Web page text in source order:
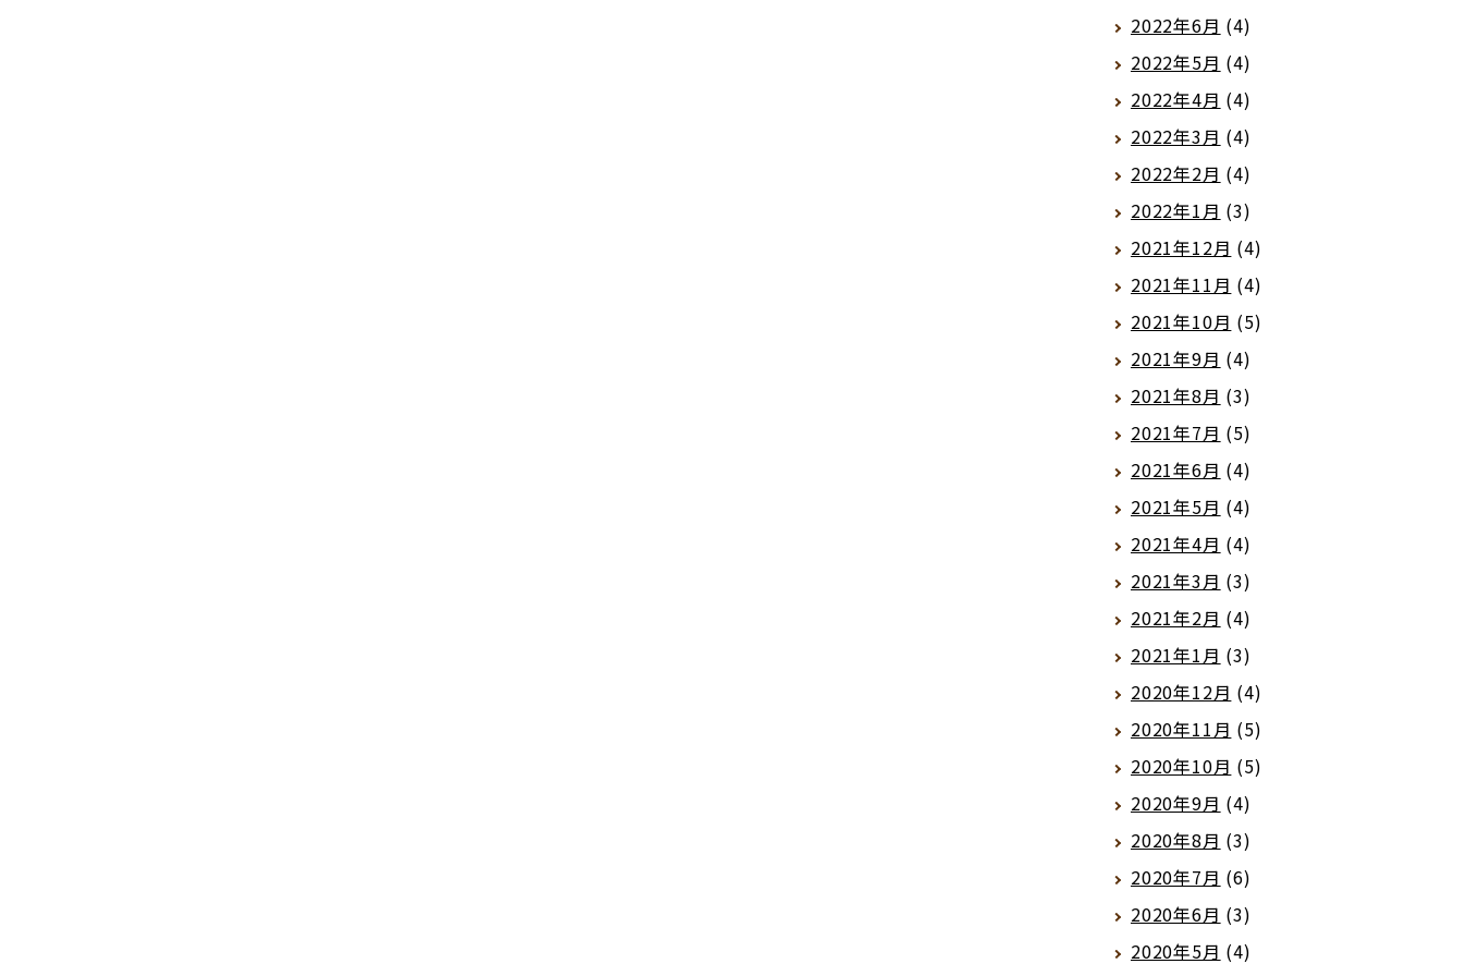
2022年6月 (4)
2022年5月 (4)
2022年4月 (4)
2022年3月 (4)
2022年2月 (4)
2022年1月 (3)
2021年12月 (4)
2021年11月 (4)
2021年10月 (5)
2021年9月 (4)
2021年8月 (3)
2021年7月 (5)
2021年6月 (4)
2021年5月 (4)
2021年4月 (4)
2021年3月 (3)
2021年2月 (4)
2021年1月 (3)
2020年12月 (4)
2020年11月 (5)
2020年10月 (5)
2020年9月 (4)
2020年8月 (3)
2020年7月 (6)
2020年6月 (3)
2020年5月 (4)